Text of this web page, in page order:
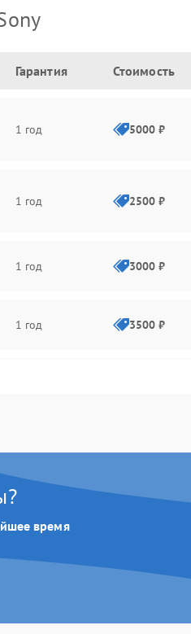
Гарантия Стоимость
1 год 5000 ₽
1 год 2500 ₽
1 год 3000 ₽
1 год 3500 ₽
1 год 2000 ₽
время